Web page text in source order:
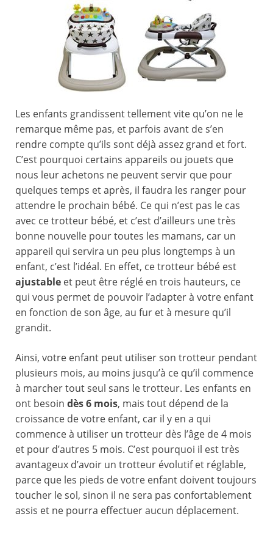
Les enfants grandissent tellement vite qu’on ne le
remarque même pas, et parfois avant de s’en
rendre compte qu’ils sont déjà assez grand et fort.
C’est pourquoi certains appareils ou jouets que
nous leur achetons ne peuvent servir que pour
quelques temps et après, il faudra les ranger pour
attendre le prochain bébé. Ce qui n’est pas le cas
avec ce trotteur bébé, et c’est d’ailleurs une très
bonne nouvelle pour toutes les mamans, car un
appareil qui servira un peu plus longtemps à un
enfant, c’est l’idéal. En effet, ce trotteur bébé est
ajustable et peut être réglé en trois hauteurs, ce
qui vous permet de pouvoir l’adapter à votre enfant
en fonction de son âge, au fur et à mesure qu’il
grandit.
Ainsi, votre enfant peut utiliser son trotteur pendant
plusieurs mois, au moins jusqu’à ce qu’il commence
à marcher tout seul sans le trotteur. Les enfants en
ont besoin dès 6 mois, mais tout dépend de la
croissance de votre enfant, car il y en a qui
commence à utiliser un trotteur dès l’âge de 4 mois
et pour d’autres 5 mois. C’est pourquoi il est très
avantageux d’avoir un trotteur évolutif et réglable,
parce que les pieds de votre enfant doivent toujours
toucher le sol, sinon il ne sera pas confortablement
assis et ne pourra effectuer aucun déplacement.